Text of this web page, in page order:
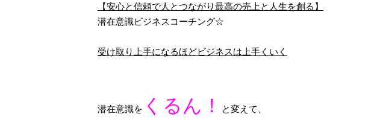
【安心と信頼で人とつながり最高の売上と人生を創る】
潜在意識ビジネスコーチング☆
受け取り上手になるほどビジネスは上手くいく
潜在意識を くるん！ と変えて、